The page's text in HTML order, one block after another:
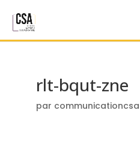
rlt-bqut-zne
par communicationcsa